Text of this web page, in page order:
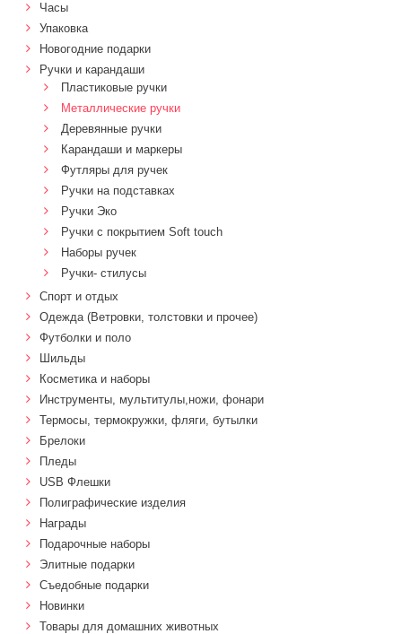
Часы
Упаковка
Новогодние подарки
Ручки и карандаши
Пластиковые ручки
Металлические ручки
Деревянные ручки
Карандаши и маркеры
Футляры для ручек
Ручки на подставках
Ручки Эко
Ручки с покрытием Soft touch
Наборы ручек
Ручки- стилусы
Спорт и отдых
Одежда (Ветровки, толстовки и прочее)
Футболки и поло
Шильды
Косметика и наборы
Инструменты, мультитулы,ножи, фонари
Термосы, термокружки, фляги, бутылки
Брелоки
Пледы
USB Флешки
Полиграфические изделия
Награды
Подарочные наборы
Элитные подарки
Cъедобные подарки
Новинки
Товары для домашних животных